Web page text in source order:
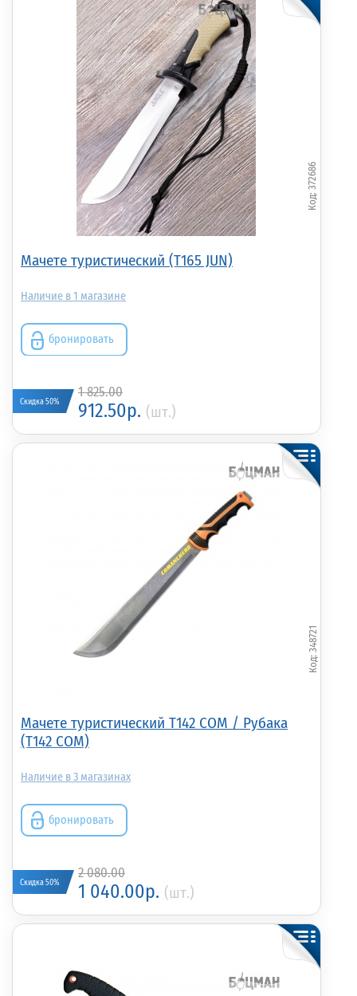
Мачете туристический (T165 JUN)
372686
1
бронировать
Скидка 50%
1 825.00
912.50р. (шт.)
Мачете туристический T142 COM / Рубака
(T142 COM)
348721
3
бронировать
Скидка 50%
2 080.00
1 040.00р. (шт.)